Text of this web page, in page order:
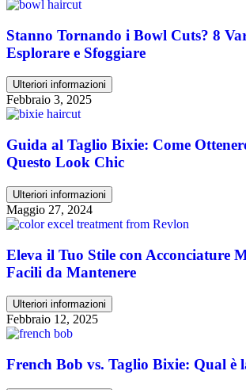
Stanno Tornando i Bowl Cuts? 8
Esplorare e Sfoggiare
Ulteriori informazioni
Febbraio 3, 2025
Guida al Taglio Bixie: Come
Questo Look Chic
Ulteriori informazioni
Maggio 27, 2024
Eleva il Tuo Stile con Acconciature
Facili da Mantenere
Ulteriori informazioni
Febbraio 12, 2025
French Bob vs. Taglio Bixie: Qual è